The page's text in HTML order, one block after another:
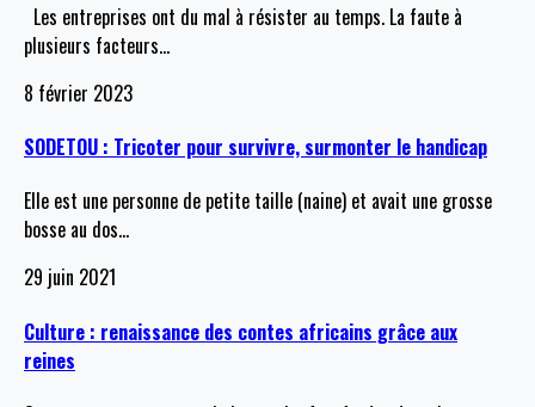
Les entreprises ont du mal à résister au temps. La faute à
plusieurs facteurs…
8 février 2023
SODETOU : Tricoter pour survivre, surmonter le handicap
Elle est une personne de petite taille (naine) et avait une grosse
bosse au dos…
29 juin 2021
Culture : renaissance des contes africains grâce aux
reines